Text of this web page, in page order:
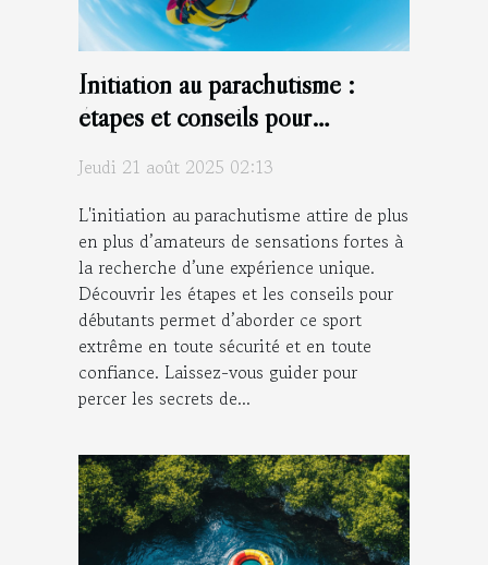
Initiation au parachutisme :
étapes et conseils pour
Jeudi 21 août 2025 02:13
L'initiation au parachutisme attire de plus
en plus d’amateurs de sensations fortes à
la recherche d’une expérience unique.
Découvrir les étapes et les conseils pour
débutants permet d’aborder ce sport
extrême en toute sécurité et en toute
confiance. Laissez-vous guider pour
percer les secrets de...